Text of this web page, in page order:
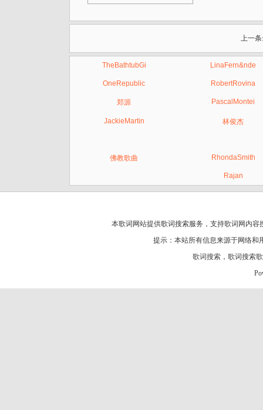
上一
TheBathtubGi LinaFern&nde
OneRepublic RobertRovina
郑源 PascalMontei
JackieMartin 林俊杰
佛教歌曲 RhondaSmith
Rajan
本歌词网站提供歌词搜索服务，支持歌词网 内容
提示：本站所有信息来源于网络
歌词搜索 ， 歌词搜索